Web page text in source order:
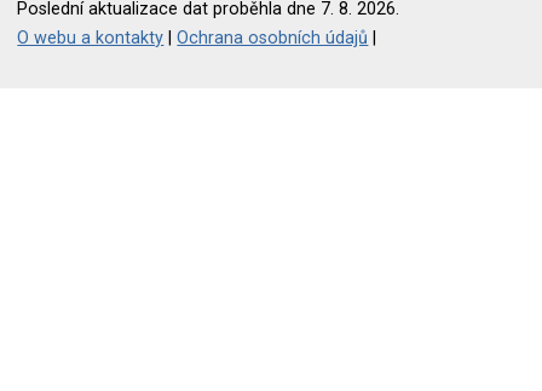
Poslední aktualizace dat proběhla dne 7. 8. 2026.
O webu a kontakty |Ochrana osobních údajů